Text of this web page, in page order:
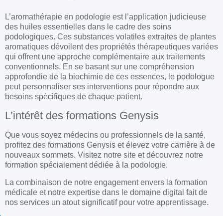
L’aromathérapie en podologie est l’application judicieuse
des huiles essentielles dans le cadre des soins
podologiques. Ces substances volatiles extraites de plantes
aromatiques dévoilent des propriétés thérapeutiques variées
qui offrent une approche complémentaire aux traitements
conventionnels. En se basant sur une compréhension
approfondie de la biochimie de ces essences, le podologue
peut personnaliser ses interventions pour répondre aux
besoins spécifiques de chaque patient.
L’intérêt des formations Genysis
Que vous soyez médecins ou professionnels de la santé,
profitez des formations Genysis et élevez votre carrière à de
nouveaux sommets. Visitez notre site et découvrez notre
formation spécialement dédiée à la podologie.
La combinaison de notre engagement envers la formation
médicale et notre expertise dans le domaine digital fait de
nos services un atout significatif pour votre apprentissage.